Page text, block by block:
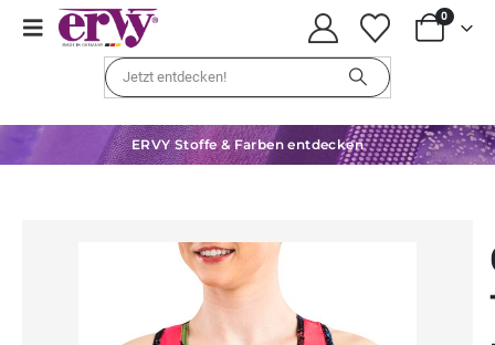
0
ERVY Stoffe & Farben entdecken